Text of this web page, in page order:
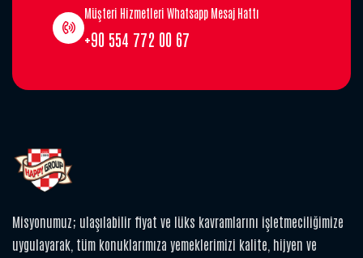
Müşteri Hizmetleri Whatsapp Mesaj Hattı
+90 554 772 00 67
Misyonumuz; ulaşılabilir fiyat ve lüks kavramlarını işletmeciliğimize
uygulayarak, tüm konuklarımıza yemeklerimizi kalite, hijyen ve